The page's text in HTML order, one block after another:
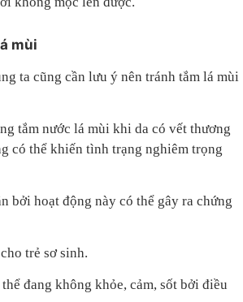
mùi
ta cũng cần lưu ý nên tránh tắm lá mùi
tắm nước lá mùi khi da có vết thương
có thể khiến tình trạng nghiêm trọng
bởi hoạt động này có thể gây ra chứng
trẻ sơ sinh.
đang không khỏe, cảm, sốt bởi điều